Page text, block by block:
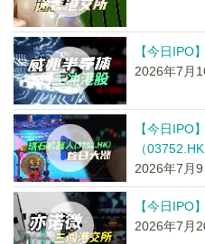
【今日IPO
2026年7月
【今日IPO
（03752.HK
2026年7月
【今日IPO
2026年7月